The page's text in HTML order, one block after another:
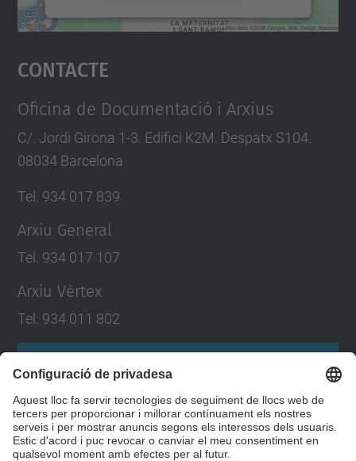
Accepta
powered by
Contacte
Oficina de Documentació i Arxius
C/. Jordi Girona 1-3. Edifici K2M. Despatx S104.
08034 Barcelona
Tel. 934 017 839
Arxiu General
Tel. 934 017 107
Arxiu Vèrtex
Tel. 934 011 802
Formulari de contacte
Llista Xarxes Socials